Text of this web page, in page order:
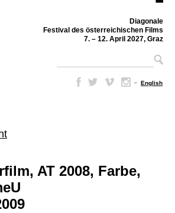
Diagonale
Festival des österreichischen Films
7. – 12. April 2027, Graz
– English
AT 2008, Farbe,